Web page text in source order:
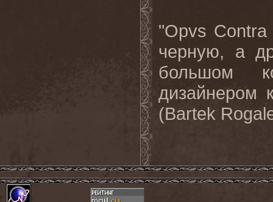
"Opvs
черную, а
большом
дизайнером
(Bartek